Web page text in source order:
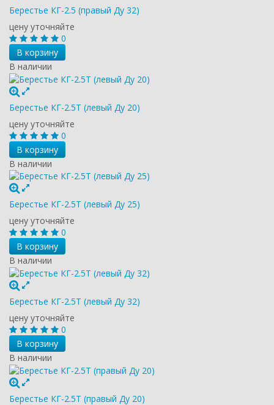
Берестье КГ-2.5 (правый Ду 32)
цену уточняйте
0
В корзину
В наличии
Берестье КГ-2.5Т (левый Ду 20)
цену уточняйте
0
В корзину
В наличии
Берестье КГ-2.5Т (левый Ду 25)
цену уточняйте
0
В корзину
В наличии
Берестье КГ-2.5Т (левый Ду 32)
цену уточняйте
0
В корзину
В наличии
Берестье КГ-2.5Т (правый Ду 20)